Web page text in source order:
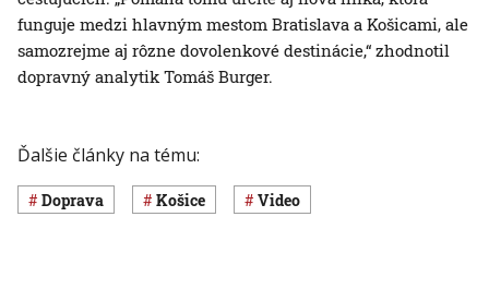
funguje medzi hlavným mestom Bratislava a Košicami, ale
samozrejme aj rôzne dovolenkové destinácie,“ zhodnotil
dopravný analytik Tomáš Burger.
Ďalšie články na tému:
Doprava Košice Video